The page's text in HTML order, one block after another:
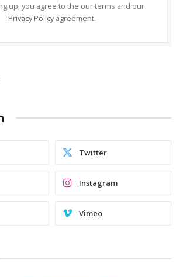
up, you agree to the our terms and our
Privacy Policy agreement.
Twitter
Instagram
Vimeo